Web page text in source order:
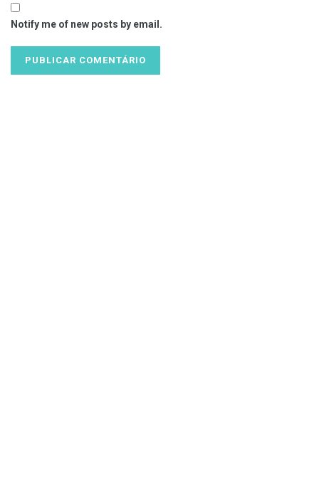
Notify me of new posts by email.